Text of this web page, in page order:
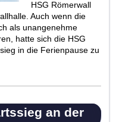
HSG Römerwall
Auch wenn die
als unangenehme
hatte sich die HSG
in die Ferienpause zu
an der